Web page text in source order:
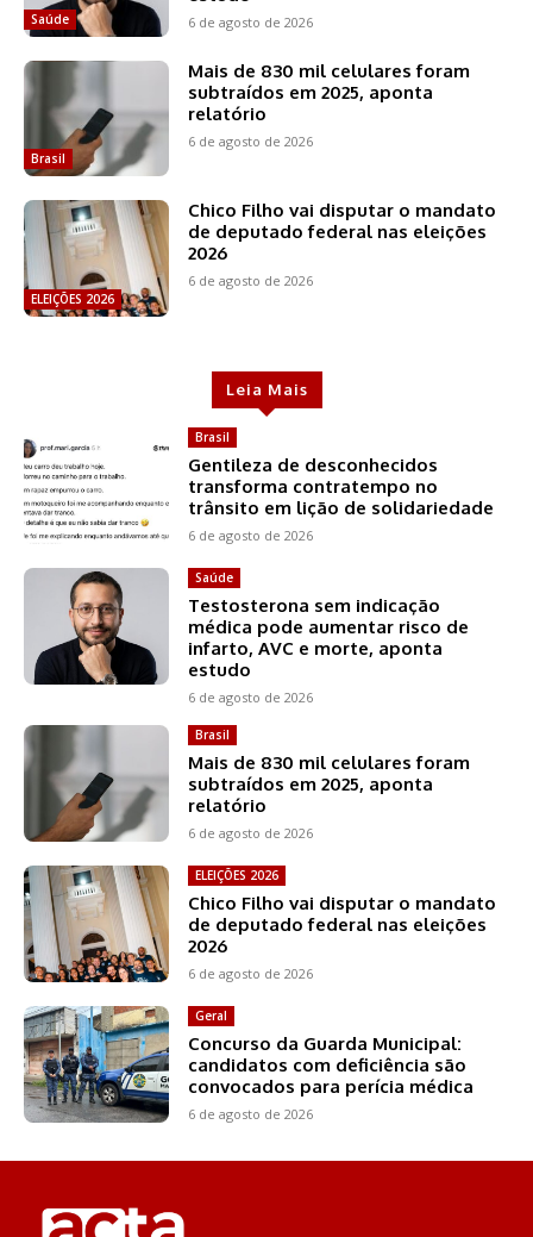
Saúde 6 de agosto de 2026
Brasil
Mais de 830 mil celulares foram
subtraídos em 2025, aponta
relatório
6 de agosto de 2026
ELEIÇÕES 2026
Chico Filho vai disputar o mandato
de deputado federal nas eleições
2026
6 de agosto de 2026
Leia Mais
Brasil
Gentileza de desconhecidos
transforma contratempo no
trânsito em lição de solidariedade
6 de agosto de 2026
Saúde
Testosterona sem indicação
médica pode aumentar risco de
infarto, AVC e morte, aponta
estudo
6 de agosto de 2026
Brasil
Mais de 830 mil celulares foram
subtraídos em 2025, aponta
relatório
6 de agosto de 2026
ELEIÇÕES 2026
Chico Filho vai disputar o mandato
de deputado federal nas eleições
2026
6 de agosto de 2026
Geral
Concurso da Guarda Municipal:
candidatos com deficiência são
convocados para perícia médica
6 de agosto de 2026